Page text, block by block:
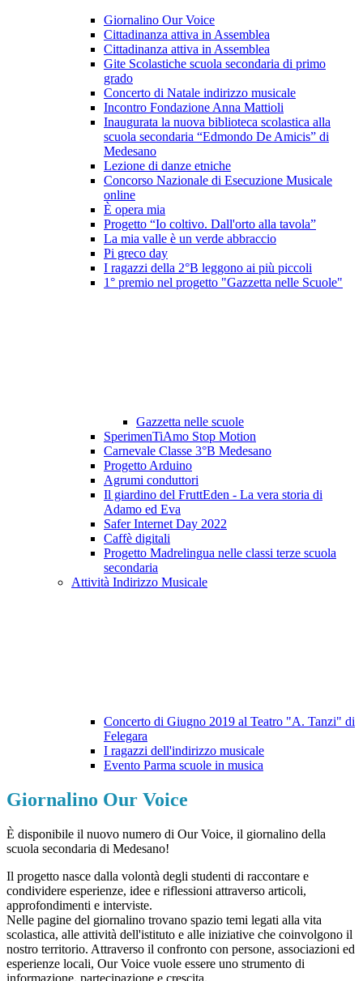
Giornalino Our Voice
Cittadinanza attiva in Assemblea
Cittadinanza attiva in Assemblea
Gite Scolastiche scuola secondaria di primo
grado
Concerto di Natale indirizzo musicale
Incontro Fondazione Anna Mattioli
Inaugurata la nuova biblioteca scolastica alla
scuola secondaria “Edmondo De Amicis” di
Medesano
Lezione di danze etniche
Concorso Nazionale di Esecuzione Musicale
online
È opera mia
Progetto “Io coltivo. Dall'orto alla tavola”
La mia valle è un verde abbraccio
Pi greco day
I ragazzi della 2°B leggono ai più piccoli
1° premio nel progetto "Gazzetta nelle Scuole"
Gazzetta nelle scuole
SperimenTiAmo Stop Motion
Carnevale Classe 3°B Medesano
Progetto Arduino
Agrumi conduttori
Il giardino del FruttEden - La vera storia di
Adamo ed Eva
Safer Internet Day 2022
Caffè digitali
Progetto Madrelingua nelle classi terze scuola
secondaria
Attività Indirizzo Musicale
Concerto di Giugno 2019 al Teatro "A. Tanzi" di
Felegara
I ragazzi dell'indirizzo musicale
Evento Parma scuole in musica
Giornalino Our Voice
È disponibile il nuovo numero di Our Voice, il giornalino della
scuola secondaria di Medesano!
Il progetto nasce dalla volontà degli studenti di raccontare e
condividere esperienze, idee e riflessioni attraverso articoli,
approfondimenti e interviste.
Nelle pagine del giornalino trovano spazio temi legati alla vita
scolastica, alle attività dell'istituto e alle iniziative che coinvolgono il
nostro territorio. Attraverso il confronto con persone, associazioni ed
esperienze locali, Our Voice vuole essere uno strumento di